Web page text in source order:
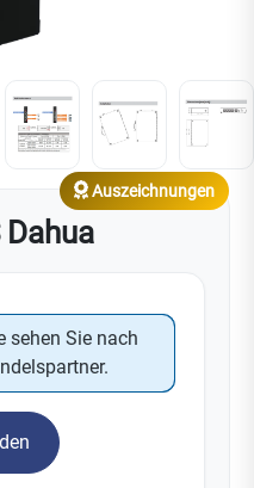
Dahua
Auszeichnungen
sehen Sie nach